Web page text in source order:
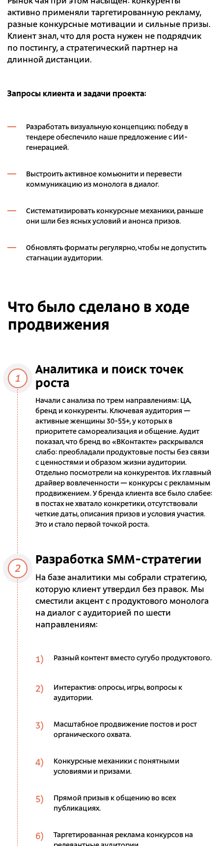
Рынок чая при этом насыщен: конкуренты
активно применяли таргетированную рекламу,
разные конкурсные мотивации и сильные призы.
Клиент знал, что для роста нужен не подрядчик
по постингу, а стратегический партнер на
длинной дистанции.
Запросы клиента и задачи проекта:
Разработать визуальную концепцию; победу в
тендере обеспечило наше предложение с ИИ-
генерацией.
Выстроить активное комьюнити и перевести
коммуникацию из монолога в диалог.
Систематизировать конкурсные механики, раньше
они шли без ясных условий и анонса призов.
Обновлять форматы регулярно, чтобы не допустить
стагнации аудитории.
Что было сделано в ходе
продвижения
1
Аналитика и поиск точек
роста
Начали с анализа по трем направлениям: ЦА,
бренд и конкуренты. Ключевая аудитория —
активные женщины 30-55+, у которых в
приоритете самореализация и общение. Аудит
показал, что бренд во «ВКонтакте» раскрывался
слабо: преобладали продуктовые посты без связи
с ценностями и образом жизни аудитории.
Отдельно посмотрели на конкурентов. Их главный
драйвер вовлеченности — конкурсы с рекламным
продвижением. У бренда клиента все было слабее:
в постах не хватало конкретики, отсутствовали
четкие даты, описания призов и условия участия.
Это и стало первой точкой роста.
2
Разработка SMM-стратегии
На базе аналитики мы собрали стратегию,
которую клиент утвердил без правок. Мы
сместили акцент с продуктового монолога
на диалог с аудиторией по шести
направлениям:
Разный контент вместо сугубо продуктового.
Интерактив: опросы, игры, вопросы к
аудитории.
Масштабное продвижение постов и рост
органического охвата.
Конкурсные механики с понятными
условиями и призами.
Прямой призыв к общению во всех
публикациях.
Таргетированная реклама конкурсов на